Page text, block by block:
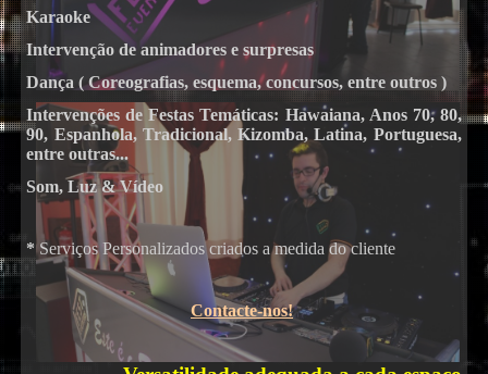
Karaoke
Karaoke
Intervenção de animadores e surpresas
Dança ( Coreografias, esquema, concursos, entre outros )
Intervenções de Festas Temáticas: Hawaiana, Anos 70, 80,
90, Espanhola, Tradicional, Kizomba, Latina, Portuguesa,
entre outras...
Som, Luz & Vídeo
*Serviços Personalizados criados a medida do cliente
Contacte-nos!